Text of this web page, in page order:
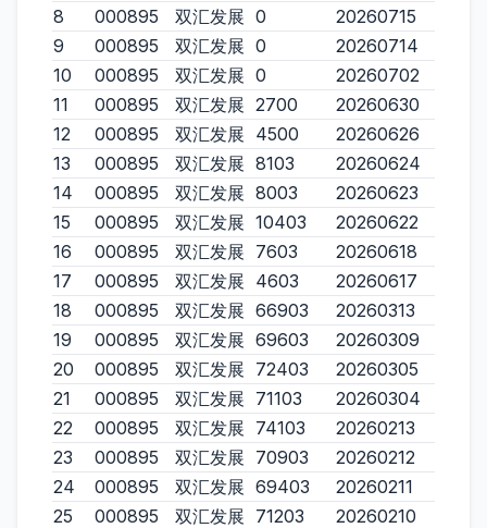
8
000895 双汇发展 0
20260715
9
000895 双汇发展 0
20260714
10
000895 双汇发展 0
20260702
11
000895 双汇发展 2700
20260630
12
000895 双汇发展 4500
20260626
13
000895 双汇发展 8103
20260624
14
000895 双汇发展 8003
20260623
15
000895 双汇发展 10403
20260622
16
000895 双汇发展 7603
20260618
17
000895 双汇发展 4603
20260617
18
000895 双汇发展 66903
20260313
19
000895 双汇发展 69603
20260309
20
000895 双汇发展 72403
20260305
21
000895 双汇发展 71103
20260304
22
000895 双汇发展 74103
20260213
23
000895 双汇发展 70903
20260212
24
000895 双汇发展 69403
20260211
25
000895 双汇发展 71203 20260210